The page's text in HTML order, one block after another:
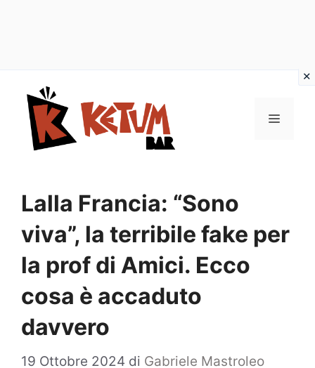
contenuto
Menu
Lalla Francia: “Sono
viva”, la terribile fake per
la prof di Amici. Ecco
cosa è accaduto
davvero
19 Ottobre 2024 di Gabriele Mastroleo